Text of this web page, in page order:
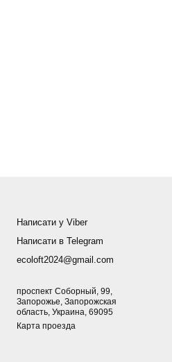
Написати у Viber
Написати в Telegram
ecoloft2024@gmail.com
проспект Соборный, 99,
Запорожье, Запорожская
область, Украина, 69095
Карта проезда